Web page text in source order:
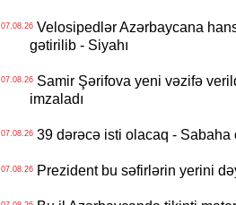
07.08.26Velosipedlər Azərbaycana
gətirilib - Siyahı
07.08.26Samir Şərifova yeni vəzifə
imzaladı
07.08.2639 dərəcə isti olacaq - Sabaha
07.08.26Prezident bu səfirlərin yerini